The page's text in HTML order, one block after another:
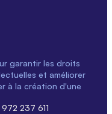
garantir les droits
et améliorer
à la création d'une
237 611